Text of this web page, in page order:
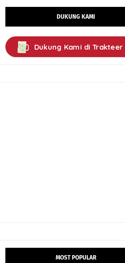
DUKUNG KAMI
Dukung Kami di Trakteer
MOST POPULAR